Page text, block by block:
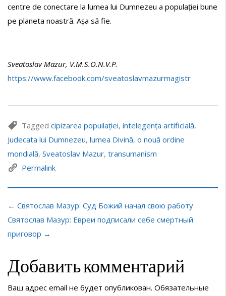
centre de conectare la lumea lui Dumnezeu a populației bune
pe planeta noastră. Așa să fie.
Sveatoslav Mazur, V.M.S.O.N.V.P.
https://www.facebook.com/sveatoslavmazurmagistr
Tagged cipizarea popuilației, intelegența artificială,
Judecata lui Dumnezeu, lumea Divină, o nouă ordine
mondială, Sveatoslav Mazur, transumanism
Permalink
← Святослав Мазур: Суд Божий начал свою работу
Святослав Мазур: Евреи подписали себе смертный
приговор →
Добавить комментарий
Ваш адрес email не будет опубликован. Обязательные